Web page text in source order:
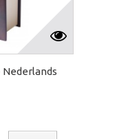
Nederlands